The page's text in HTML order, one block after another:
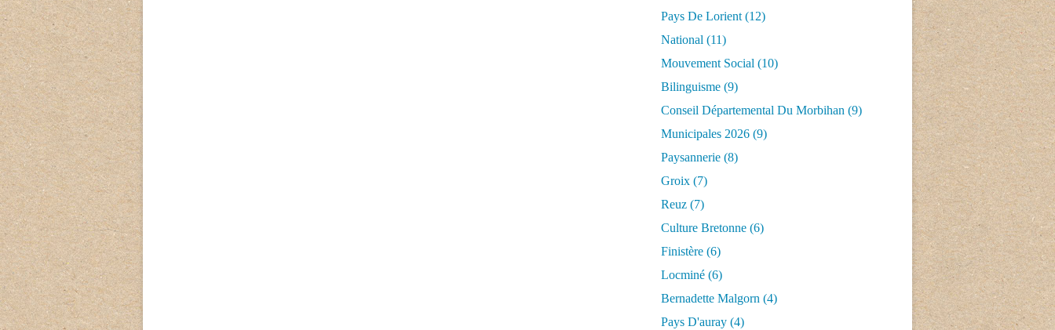
Pays De Lorient (12)
National (11)
Mouvement Social (10)
Bilinguisme (9)
Conseil Départemental Du Morbihan (9)
Municipales 2026 (9)
Paysannerie (8)
Groix (7)
Reuz (7)
Culture Bretonne (6)
Finistère (6)
Locminé (6)
Bernadette Malgorn (4)
Pays D'auray (4)